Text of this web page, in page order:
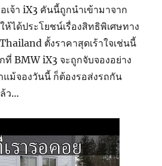
เจ้า iX3 คันนี้ถูกนำเข้ามาจาก
ห้ได้ประโยชน์เรื่องสิทธิพิเศษทาง
ตั้งราคาสุดเร้าใจเช่นนี้
BMW iX3 จะถูกจับจองอย่าง
แม้จองวันนี้ ก็ต้องรอส่งรถกัน
ว…